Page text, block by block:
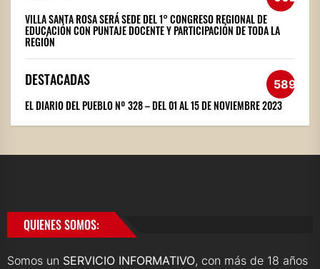
VILLA SANTA ROSA SERÁ SEDE DEL 1° CONGRESO REGIONAL DE
EDUCACIÓN CON PUNTAJE DOCENTE Y PARTICIPACIÓN DE TODA LA
REGIÓN
DESTACADAS 589
EL DIARIO DEL PUEBLO Nº 328 – DEL 01 AL 15 DE NOVIEMBRE 2023
QUIENES SOMOS:
Somos un SERVICIO INFORMATIVO, con más de 18 años